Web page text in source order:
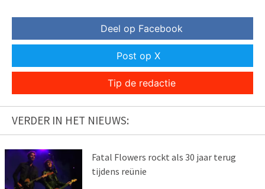
Deel op Facebook
Post op X
Tip de redactie
VERDER IN HET NIEUWS:
Fatal Flowers rockt als 30 jaar terug
tijdens reünie